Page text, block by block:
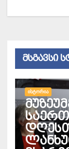
ᲛᲡᲒᲐᲕᲡᲘ
ᲘᲡᲢᲝᲠᲘᲐ